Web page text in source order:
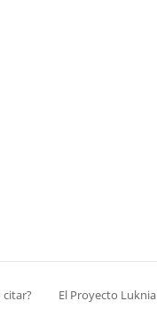
citar? El Proyecto Luknia